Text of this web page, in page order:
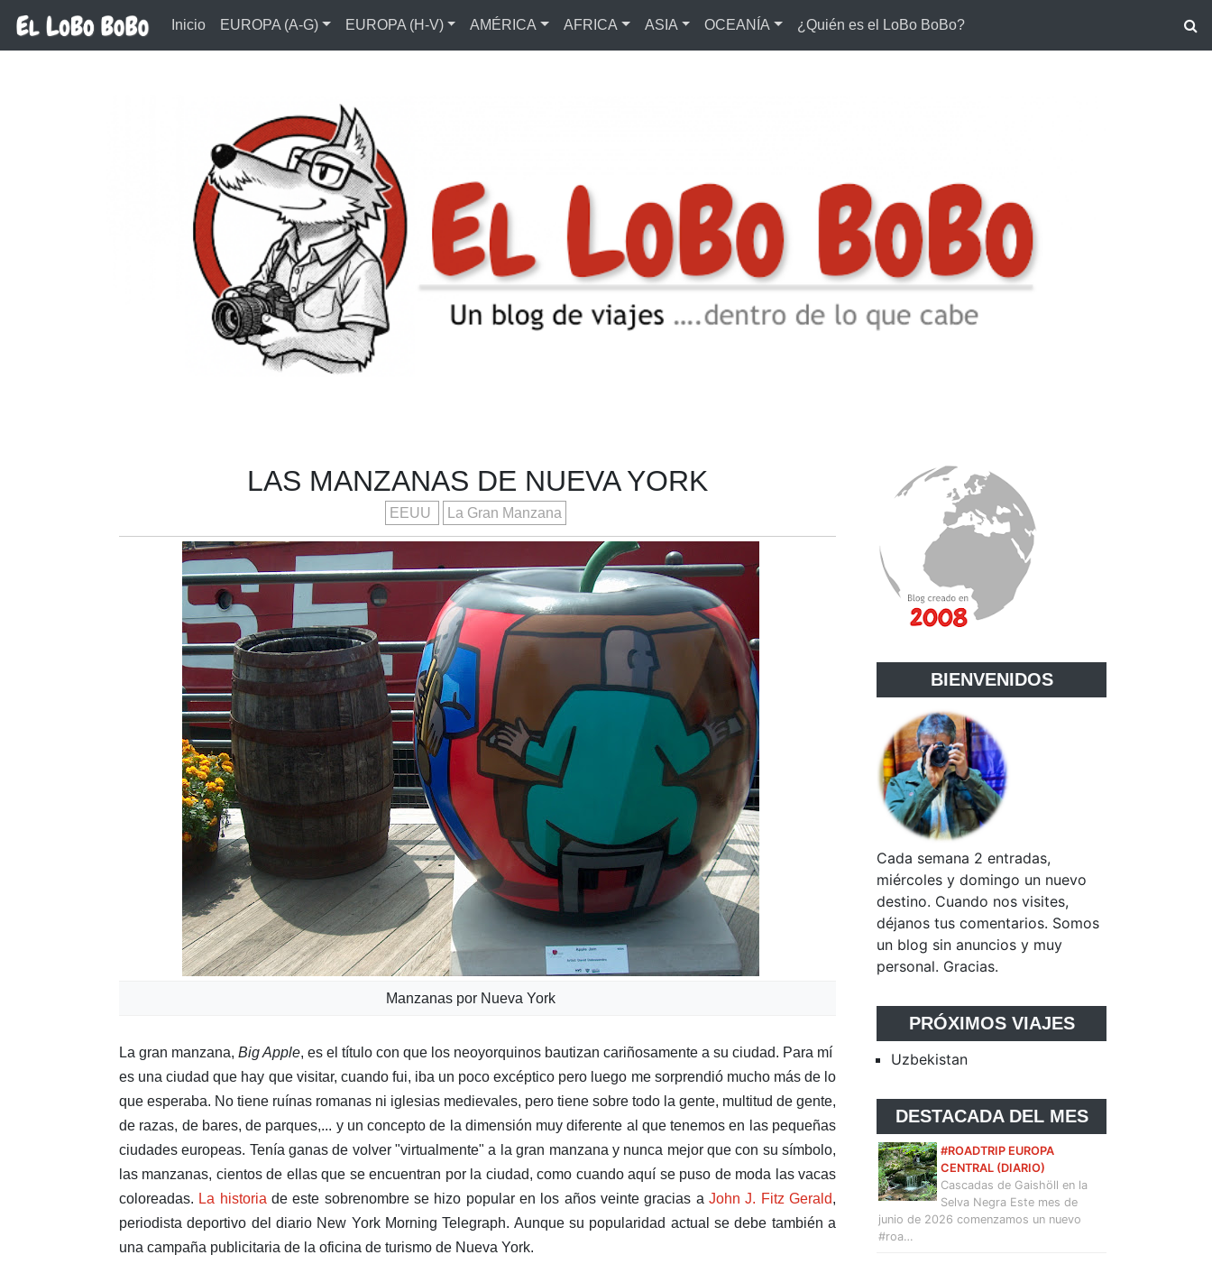
Inicio EUROPA (A-G) EUROPA (H-V) AMÉRICA AFRICA ASIA OCEANÍA ¿Quién es el LoBo BoBo?
LAS MANZANAS DE NUEVA YORK
EEUU La Gran Manzana
Manzanas por Nueva York
La gran manzana, Big Apple, es el título con que los neoyorquinos bautizan cariñosamente a su ciudad. Para mí
es una ciudad que hay que visitar, cuando fui, iba un poco excéptico pero luego me sorprendió mucho más de lo
que esperaba. No tiene ruínas romanas ni iglesias medievales, pero tiene sobre todo la gente, multitud de gente,
de razas, de bares, de parques,... y un concepto de la dimensión muy diferente al que tenemos en las pequeñas
ciudades europeas. Tenía ganas de volver "virtualmente" a la gran manzana y nunca mejor que con su símbolo,
las manzanas, cientos de ellas que se encuentran por la ciudad, como cuando aquí se puso de moda las vacas
coloreadas. La historia de este sobrenombre se hizo popular en los años veinte gracias aJohn J. Fitz Gerald,
periodista deportivo del diario New York Morning Telegraph. Aunque su popularidad actual se debe también a
una campaña publicitaria de la oficina de turismo de Nueva York.
BIENVENIDOS
Cada semana 2 entradas,
miércoles y domingo un nuevo
destino. Cuando nos visites,
déjanos tus comentarios. Somos
un blog sin anuncios y muy
personal. Gracias.
PRÓXIMOS VIAJES
Uzbekistan
DESTACADA DEL MES
#ROADTRIP EUROPA
CENTRAL (DIARIO)
Cascadas de Gaishöll en la
Selva Negra Este mes de
junio de 2026 comenzamos un nuevo
#roa…